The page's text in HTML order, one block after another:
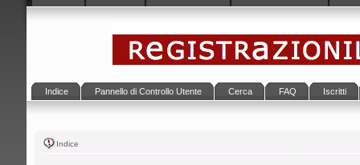
Indice Pannello di Controllo Utente Cerca FAQ Iscritti
Indice